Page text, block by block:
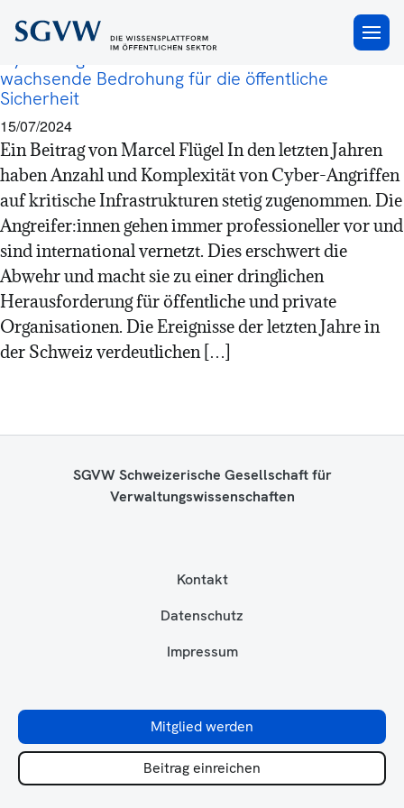
×
Cyber Security
Cyber-Angriffe auf kritische Infrastrukturen: Eine
wachsende Bedrohung für die öffentliche
Sicherheit
15/07/2024
Ein Beitrag von Marcel Flügel In den letzten Jahren
haben Anzahl und Komplexität von Cyber-Angriffen
auf kritische Infrastrukturen stetig zugenommen. Die
Angreifer:innen gehen immer professioneller vor und
sind international vernetzt. Dies erschwert die
Abwehr und macht sie zu einer dringlichen
Herausforderung für öffentliche und private
Organisationen. Die Ereignisse der letzten Jahre in
der Schweiz verdeutlichen […]
SGVW Schweizerische Gesellschaft für
Verwaltungswissenschaften
Kontakt
Datenschutz
Impressum
Mitglied werden
Beitrag einreichen